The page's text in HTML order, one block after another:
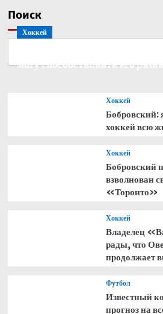
Поиск
Хоккей
Бобровский — о голкипере
могу способствовать его
Хоккей
Бобровский:
хоккей всю
Хоккей
Бобровский
взволнован
«Торонто»
Хоккей
Владелец
рады, что
продолжает
Футбол
Известный
прогноз на